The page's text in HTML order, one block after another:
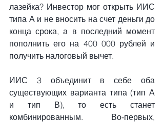
лазейка? Инвестор мог открыть ИИС
типа А и не вносить на счет деньги до
конца срока, а в последний момент
пополнить его на 400 000 рублей и
получить налоговый вычет.
ИИС 3 объединит в себе оба
существующих варианта типа (тип А
и тип В), то есть станет
комбинированным. Во-первых,